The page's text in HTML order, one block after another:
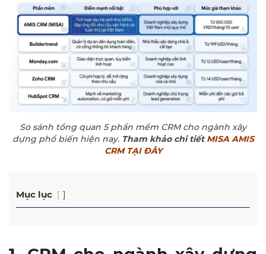
So sánh tổng quan 5 phần mềm CRM cho ngành xây
dựng phổ biến hiện nay.Tham khảo chi tiết MISA AMIS
CRM TẠI ĐÂY
Mục lục